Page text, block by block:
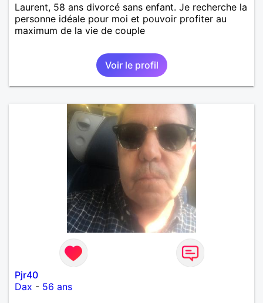
Laurent, 58 ans divorcé sans enfant. Je recherche la
personne idéale pour moi et pouvoir profiter au
maximum de la vie de couple
Voir le profil
Pjr40
Dax - 56 ans